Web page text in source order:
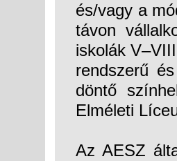
és/vagy a
távon
iskolák
rendszerű
döntő
Elméleti
Az AESZ